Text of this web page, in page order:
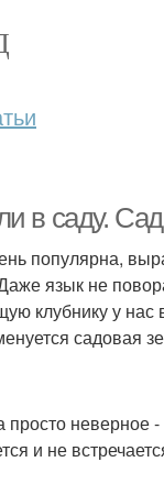
в саду.
популярна,
язык не
клубнику у
садовая
и не